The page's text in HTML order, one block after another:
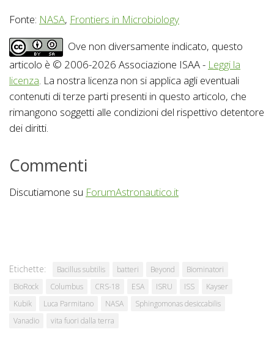
Fonte: NASA, Frontiers in Microbiology
Ove non diversamente indicato, questo
articolo è © 2006-2026 Associazione ISAA - Leggi la
licenza. La nostra licenza non si applica agli eventuali
contenuti di terze parti presenti in questo articolo, che
rimangono soggetti alle condizioni del rispettivo detentore
dei diritti.
Commenti
Discutiamone su ForumAstronautico.it
Etichette: Bacillus subtilis batteri Beyond
Biominatori
BioRock
Columbus CRS-18 ESA ISRU ISS
Kayser
Kubik
Luca Parmitano NASA
Sphingomonas desiccabilis
Vanadio
vita fuori dalla terra